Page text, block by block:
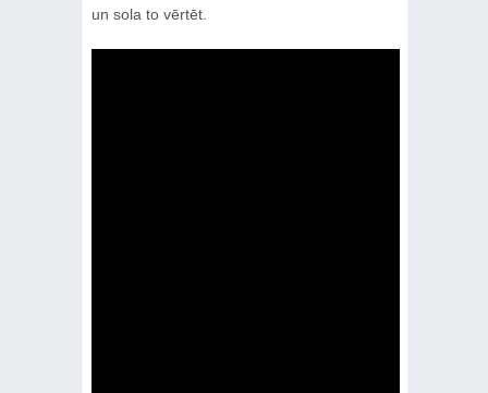
un sola to vērtēt.